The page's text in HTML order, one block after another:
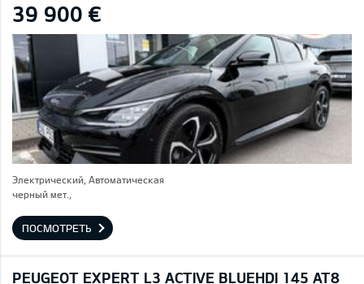
39 900 €
Электрический, Автоматическая
черный мет.,
ПОСМОТРЕТЬ
PEUGEOT EXPERT L3 ACTIVE BLUEHDI 145 AT8